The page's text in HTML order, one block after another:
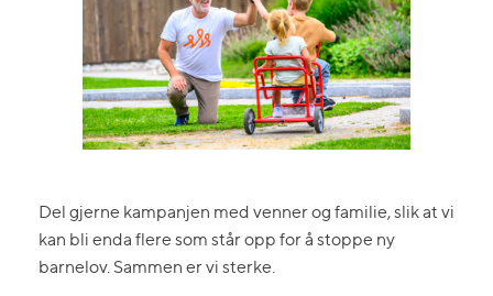
Del gjerne kampanjen med venner og familie, slik at vi
kan bli enda flere som står opp for å stoppe ny
barnelov. Sammen er vi sterke.